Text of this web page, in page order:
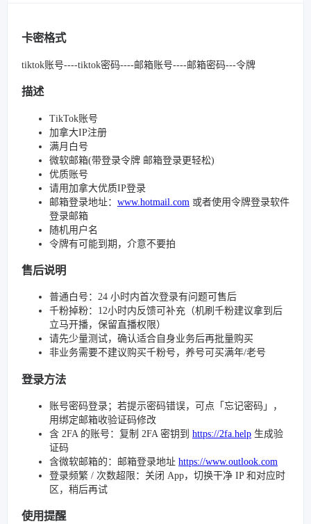
卡密格式
tiktok账号----tiktok密码----邮箱账号----邮箱密码---令牌
描述
TikTok账号
加拿大IP注册
满月白号
微软邮箱(带登录令牌 邮箱登录更轻松)
优质账号
请用加拿大优质IP登录
邮箱登录地址： www.hotmail.com 或者使用令牌登录软件
登录邮箱
随机用户名
令牌有可能到期，介意不要拍
售后说明
普通白号：24 小时内首次登录有问题可售后
千粉掉粉：12小时内反馈可补充（机刷千粉建议拿到后
立马开播，保留直播权限）
请先少量测试，确认适合自身业务后再批量购买
非业务需要不建议购买千粉号，养号可买满年/老号
登录方法
账号密码登录；若提示密码错误，可点「忘记密码」，
用绑定邮箱收验证码修改
含 2FA 的账号：复制 2FA 密钥到 https://2fa.help 生成验
证码
含微软邮箱的：邮箱登录地址 https://www.outlook.com
登录频繁 / 次数超限：关闭 App，切换干净 IP 和对应时
区，稍后再试
使用提醒